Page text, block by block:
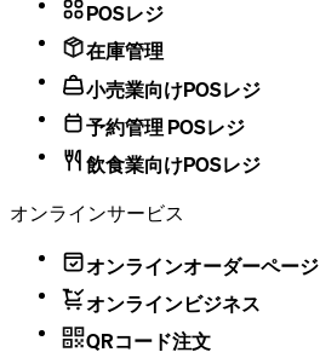
POSレジ
在庫管理
小売業向けPOSレジ
予約管理 POSレジ
飲食業向けPOSレジ
オンラインサービス
オンラインオーダーページ
オンラインビジネス
QRコード注文